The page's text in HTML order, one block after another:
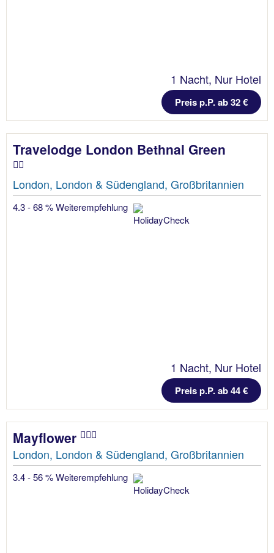
1 Nacht, Nur Hotel
Preis p.P. ab 32 €
Travelodge London Bethnal Green
London, London & Südengland, Großbritannien
4.3 - 68 % Weiterempfehlung
1 Nacht, Nur Hotel
Preis p.P. ab 44 €
Mayflower
London, London & Südengland, Großbritannien
3.4 - 56 % Weiterempfehlung